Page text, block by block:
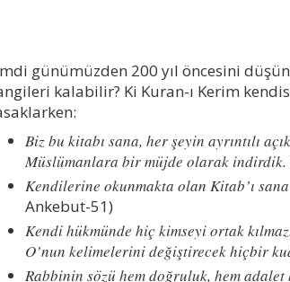
günümüzden 200 yıl öncesini
kalabilir? Ki Kuran-ı Kerim
Biz bu kitabı sana, her şeyin ayrıntılı
Müslümanlara bir müjde olarak indirdik.
Kendilerine okunmakta olan Kitab’ı
Ankebut-51)
Kendi hükmünde hiç kimseyi ortak
O’nun kelimelerini değiştirecek hiçbir
Rabbinin sözü hem doğruluk, hem adalet